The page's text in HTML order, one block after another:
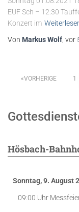
EUF Sch – 12:30
Konzert im
Von Markus Wolf , vor
VORHERIGE 1
Hösbach-
Sonntag, 9. August
09:00 Uhr